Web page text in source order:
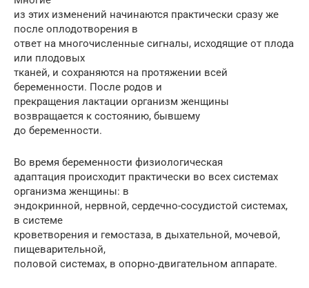
из этих изменений начинаются практически сразу же
после оплодотворения в
ответ на многочисленные сигналы, исходящие от плода
или плодовых
тканей, и сохраняются на протяжении всей
беременности. После родов и
прекращения лактации организм женщины
возвращается к состоянию, бывшему
до беременности.
Во время беременности физиологическая
адаптация происходит практически во всех системах
организма женщины: в
эндокринной, нервной, сердечно-сосудистой системах,
в системе
кроветворения и гемостаза, в дыхательной, мочевой,
пищеварительной,
половой системах, в опорно-двигательном аппарате.